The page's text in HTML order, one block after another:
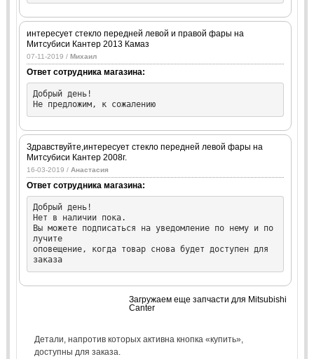
интересует стекло передней левой и правой фары на
Митсубиси Кантер 2013 Камаз
07-11-2019 / Михаил
Ответ сотрудника магазина:
Добрый день!
Не предложим, к сожалению
Здравствуйте,интересует стекло передней левой фары на
Митсубиси Кантер 2008г.
16-03-2019 / Анастасия
Ответ сотрудника магазина:
Добрый день!
Нет в наличии пока.
Вы можете подписаться на уведомление по нему и по
лучите
оповещение, когда товар снова будет доступен для
заказа
Загружаем еще запчасти для Mitsubishi
Canter
Детали, напротив которых активна кнопка «купить»,
доступны для заказа.